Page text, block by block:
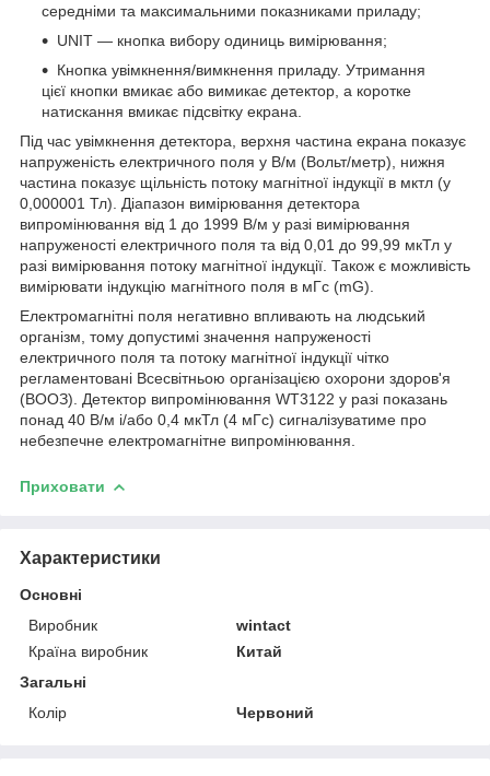
середніми та максимальними показниками приладу;
UNIT — кнопка вибору одиниць вимірювання;
Кнопка увімкнення/вимкнення приладу. Утримання
цієї кнопки вмикає або вимикає детектор, а коротке
натискання вмикає підсвітку екрана.
Під час увімкнення детектора, верхня частина екрана показує
напруженість електричного поля у В/м (Вольт/метр), нижня
частина показує щільність потоку магнітної індукції в мктл (у
0,000001 Тл). Діапазон вимірювання детектора
випромінювання від 1 до 1999 В/м у разі вимірювання
напруженості електричного поля та від 0,01 до 99,99 мкТл у
разі вимірювання потоку магнітної індукції. Також є можливість
вимірювати індукцію магнітного поля в мГс (mG).
Електромагнітні поля негативно впливають на людський
організм, тому допустимі значення напруженості
електричного поля та потоку магнітної індукції чітко
регламентовані Всесвітньою організацією охорони здоров'я
(ВООЗ). Детектор випромінювання WT3122 у разі показань
понад 40 В/м і/або 0,4 мкТл (4 мГс) сигналізуватиме про
небезпечне електромагнітне випромінювання.
Приховати
Характеристики
Основні
Виробник
wintact
Країна виробник
Китай
Загальні
Колір
Червоний